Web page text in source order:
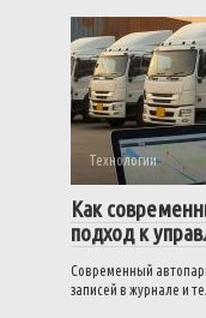
Технологии
Как
подход к
Современный
записей в журнале и